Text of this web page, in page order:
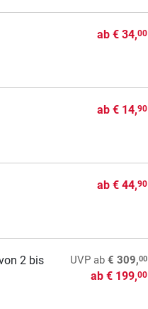
ab€ 34,00
ab€ 14,90
ab€ 44,90
2 bis
UVP ab€ 309,00
ab€ 199,00